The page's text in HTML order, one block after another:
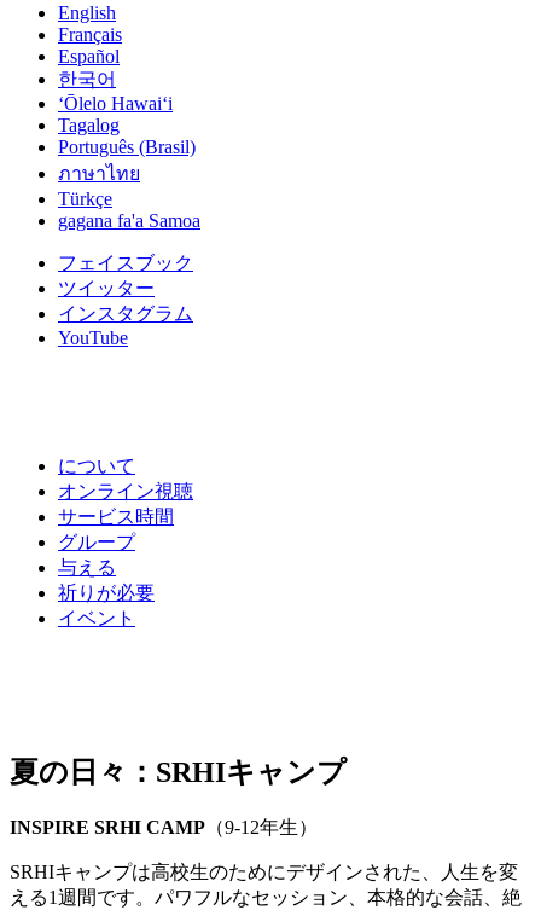
English
Français
Español
한국어
‘Ōlelo Hawai‘i
Tagalog
Português (Brasil)
ภาษาไทย
Türkçe
gagana fa'a Samoa
フェイスブック
ツイッター
インスタグラム
YouTube
について
オンライン視聴
サービス時間
グループ
与える
祈りが必要
イベント
夏の日々：SRHIキャンプ
INSPIRE SRHI CAMP （9-12年生）
SRHIキャンプは高校生のためにデザインされた、人生を変
える1週間です。パワフルなセッション、本格的な会話、絶